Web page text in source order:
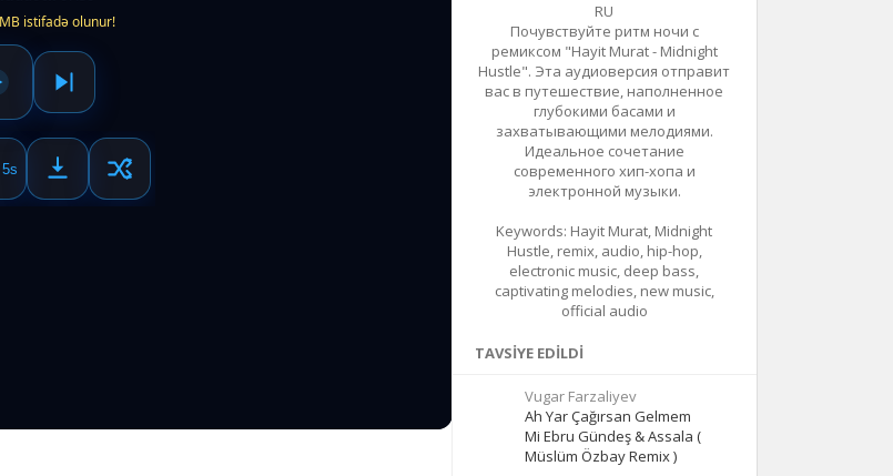
RU
Почувствуйте ритм ночи с
ремиксом "Hayit Murat - Midnight
Hustle". Эта аудиоверсия отправит
вас в путешествие, наполненное
глубокими басами и
захватывающими мелодиями.
Идеальное сочетание
современного хип-хопа и
электронной музыки.
Keywords: Hayit Murat, Midnight
Hustle, remix, audio, hip-hop,
electronic music, deep bass,
captivating melodies, new music,
official audio
TAVSIYE EDILDI
Vugar Farzaliyev
Ah Yar Çağırsan Gelmem
Mi Ebru Gündeş & Assala (
Müslüm Özbay Remix )